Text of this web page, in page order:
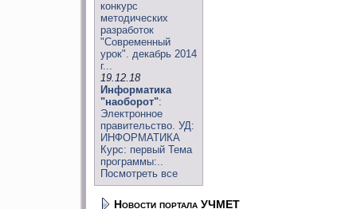
конкурс
методических
разработок
"Современный
урок". декабрь 2014
г...
19.12.18
Информатика
"наоборот":
Электронное
правительство. УД:
ИНФОРМАТИКА
Курс: первый Тема
программы:..
Посмотреть все
Новости портала УЧМЕТ